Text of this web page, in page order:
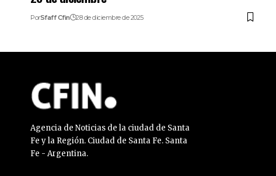
PorSfaff Cfin 28 de diciembre de 2025
Agencia de Noticias de la ciudad de Santa
Fe y la Región. Ciudad de Santa Fe. Santa
Fe - Argentina.